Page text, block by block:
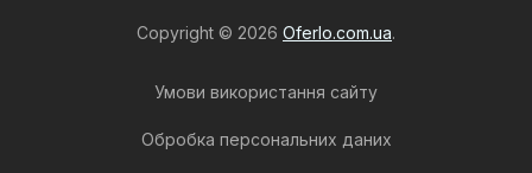
Copyright © 2026 Oferlo.com.ua.
Умови використання сайту
Обробка персональних даних